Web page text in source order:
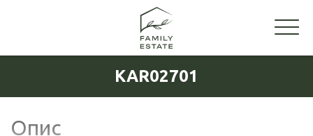
KAR02701
Опис